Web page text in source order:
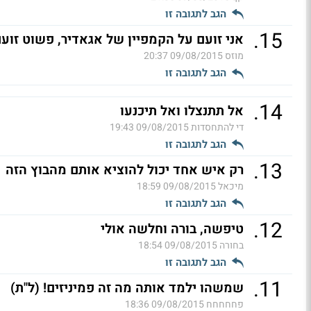
הגב לתגובה זו
15
. אני זועם על הקמפיין של אגאדיר, פשוט
מוזס09/08/2015 20:37
הגב לתגובה זו
14
. אל תתנצלו ואל תיכנעו
די להתחסדות09/08/2015 19:43
הגב לתגובה זו
13
. רק איש אחד יכול להוציא אותם מהבוץ הזה
מיכאל09/08/2015 18:59
הגב לתגובה זו
12
. טיפשה, בורה וחלשה אולי
בחורה09/08/2015 18:54
הגב לתגובה זו
11
. שמשהו ילמד אותה מה זה פמיניזים! (ל"ת)
פחחחחח09/08/2015 18:36